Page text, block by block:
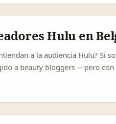
y Xpress Super App fueron
digital (desde
internacionales y logística
Hulu en
a la audiencia Hulu? Si
a beauty bloggers —pero
cursos universitarios
las marcas necesitan